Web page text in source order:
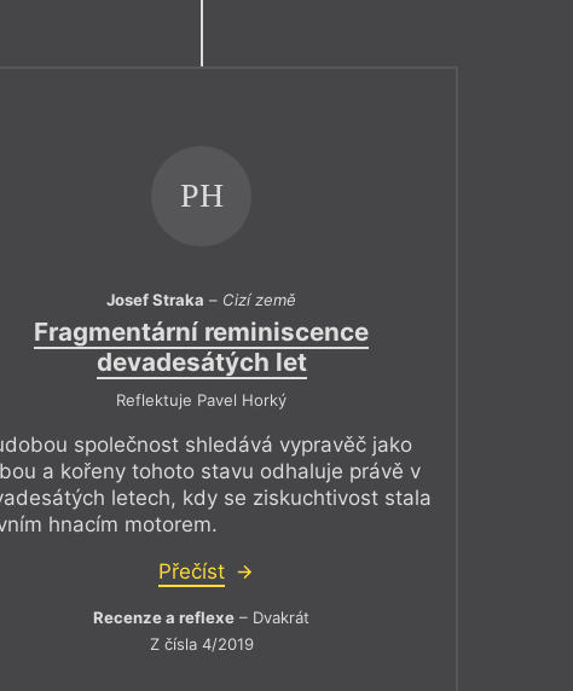
PH
Josef Straka – Cizí země
Fragmentární reminiscence
devadesátých let
Reflektuje Pavel Horký
společnost shledává vypravěč jako
a kořeny tohoto stavu odhaluje právě v
letech, kdy se ziskuchtivost stala
hnacím motorem.
Přečíst
Recenze a reflexe – Dvakrát
Z čísla 4/2019